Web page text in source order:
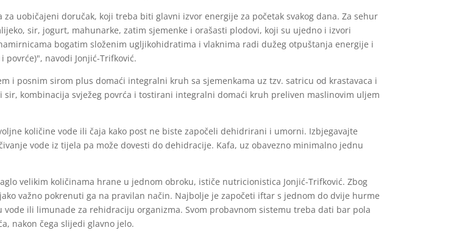
uobičajeni doručak, koji treba biti glavni izvor energije za početak svakog dana. Za sehur
sir, jogurt, mahunarke, zatim sjemenke i orašasti plodovi, koji su ujedno i izvori
bogatim složenim ugljikohidratima i vlaknima radi dužeg otpuštanja energije i
navodi Jonjić-Trifković.
i posnim sirom plus domaći integralni kruh sa sjemenkama uz tzv. satricu od krastavaca i
kombinacija svježeg povrća i tostirani integralni domaći kruh preliven maslinovim uljem
količine vode ili čaja kako post ne biste započeli dehidrirani i umorni. Izbjegavajte
vode iz tijela pa može dovesti do dehidracije. Kafa, uz obavezno minimalno jednu
velikim količinama hrane u jednom obroku, ističe nutricionistica Jonjić-Trifković. Zbog
važno pokrenuti ga na pravilan način. Najbolje je započeti iftar s jednom do dvije hurme
ili limunade za rehidraciju organizma. Svom probavnom sistemu treba dati bar pola
nakon čega slijedi glavno jelo.